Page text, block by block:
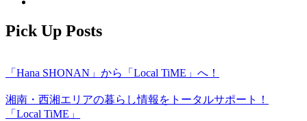
Pick Up Posts
「Hana SHONAN」から「Local TiME」へ！
湘南・西湘エリアの暮らし情報をトータルサポート！
「Local TiME」